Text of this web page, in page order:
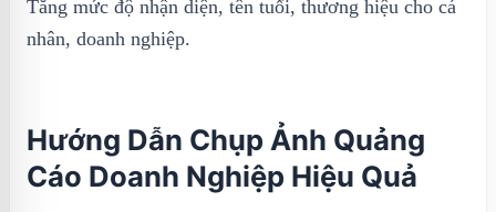
Tăng mức độ nhận diện, tên tuổi, thương hiệu cho cá
nhân, doanh nghiệp.
Hướng Dẫn Chụp Ảnh Quảng
Cáo Doanh Nghiệp Hiệu Quả